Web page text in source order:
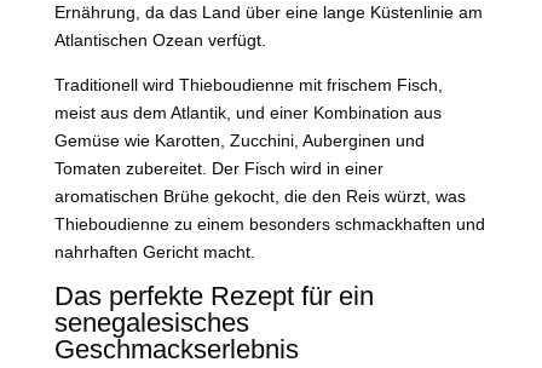
Ernährung, da das Land über eine lange Küstenlinie am
Atlantischen Ozean verfügt.
Traditionell wird Thieboudienne mit frischem Fisch,
meist aus dem Atlantik, und einer Kombination aus
Gemüse wie Karotten, Zucchini, Auberginen und
Tomaten zubereitet. Der Fisch wird in einer
aromatischen Brühe gekocht, die den Reis würzt, was
Thieboudienne zu einem besonders schmackhaften und
nahrhaften Gericht macht.
Das perfekte Rezept für ein
senegalesisches
Geschmackserlebnis